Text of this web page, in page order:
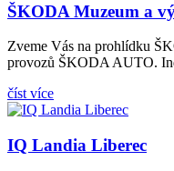
ŠKODA Muzeum a
Zveme Vás na prohlídku
provozů ŠKODA AUTO.
číst více
IQ Landia Liberec